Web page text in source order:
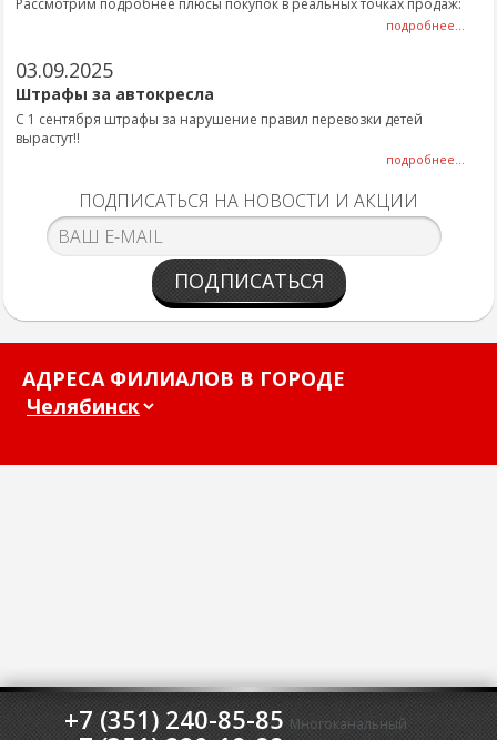
Рассмотрим подробнее плюсы покупок в реальных точках продаж:
подробнее...
03.09.2025
Штрафы за автокресла
С 1 сентября штрафы за нарушение правил перевозки детей
вырастут!!
подробнее...
ПОДПИСАТЬСЯ НА НОВОСТИ И АКЦИИ
ПОДПИСАТЬСЯ
АДРЕСА ФИЛИАЛОВ В ГОРОДЕ
+7 (351) 240-85-85 Многоканальный